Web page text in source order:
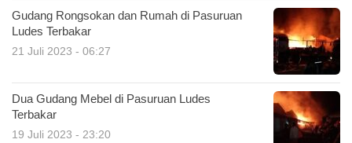
Gudang Rongsokan dan Rumah di Pasuruan
Ludes Terbakar
21 Juli 2023 - 06:27
Dua Gudang Mebel di Pasuruan Ludes
Terbakar
19 Juli 2023 - 23:20